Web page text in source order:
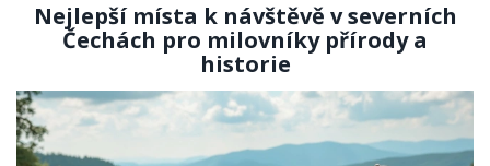
Nejlepší místa k návštěvě v severních
Čechách pro milovníky přírody a
historie